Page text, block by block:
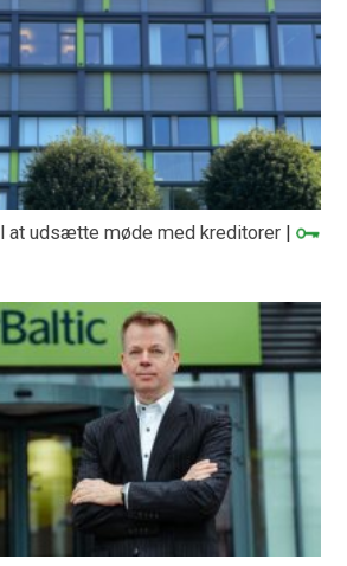
at udsætte møde med kreditorer |